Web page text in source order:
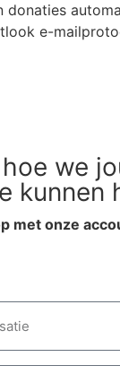
donaties
e-
we
kunnen
met onze